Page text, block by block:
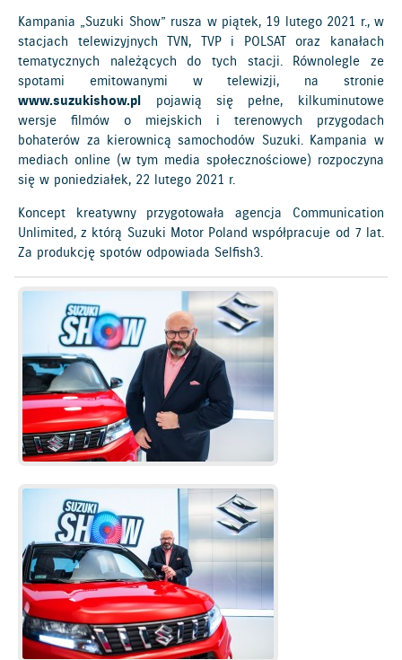
Kampania „Suzuki Show” rusza w piątek, 19 lutego 2021 r., w
stacjach telewizyjnych TVN, TVP i POLSAT oraz kanałach
tematycznych należących do tych stacji. Równolegle ze
spotami emitowanymi w telewizji, na stronie
www.suzukishow.pl pojawią się pełne, kilkuminutowe
wersje filmów o miejskich i terenowych przygodach
bohaterów za kierownicą samochodów Suzuki. Kampania w
mediach online (w tym media społecznościowe) rozpoczyna
się w poniedziałek, 22 lutego 2021 r.
Koncept kreatywny przygotowała agencja Communication
Unlimited, z którą Suzuki Motor Poland współpracuje od 7 lat.
Za produkcję spotów odpowiada Selfish3.